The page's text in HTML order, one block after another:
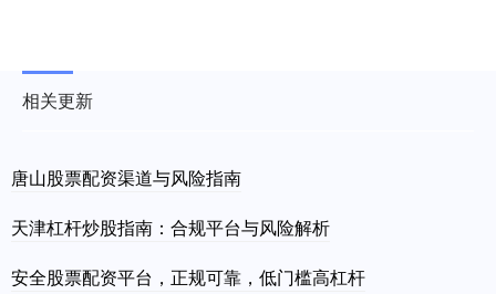
相关更新
唐山股票配资渠道与风险指南
天津杠杆炒股指南：合规平台与风险解析
安全股票配资平台，正规可靠，低门槛高杠杆